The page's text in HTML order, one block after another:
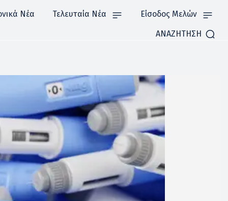
Νέα Τελευταία Νέα Είσοδος Μελών
ΑΝΑΖΗΤΗΣΗ